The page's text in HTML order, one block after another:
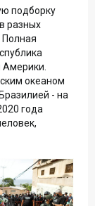
подборку
разных
Полная
Америки.
океаном
- на
года